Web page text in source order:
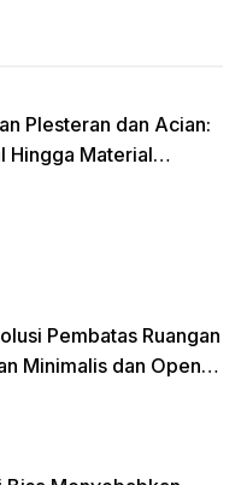
Plesteran dan Acian:
Hingga Material
Pembatas Ruangan
Minimalis dan Open